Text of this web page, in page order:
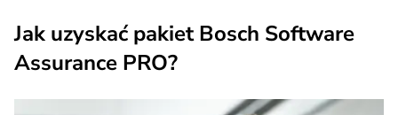
Jak uzyskać pakiet Bosch Software
Assurance PRO?